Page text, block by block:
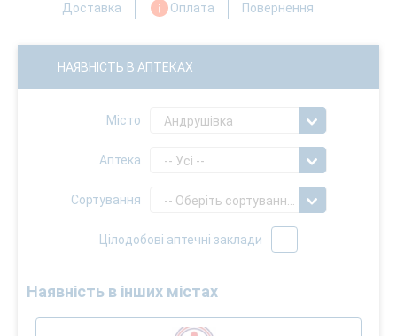
Доставка Оплата Повернення
НАЯВНІСТЬ В АПТЕКАХ
Місто Андрушівка
Аптека -- Усі --
Сортування
Цілодобові аптечні заклади
Наявність в інших містах